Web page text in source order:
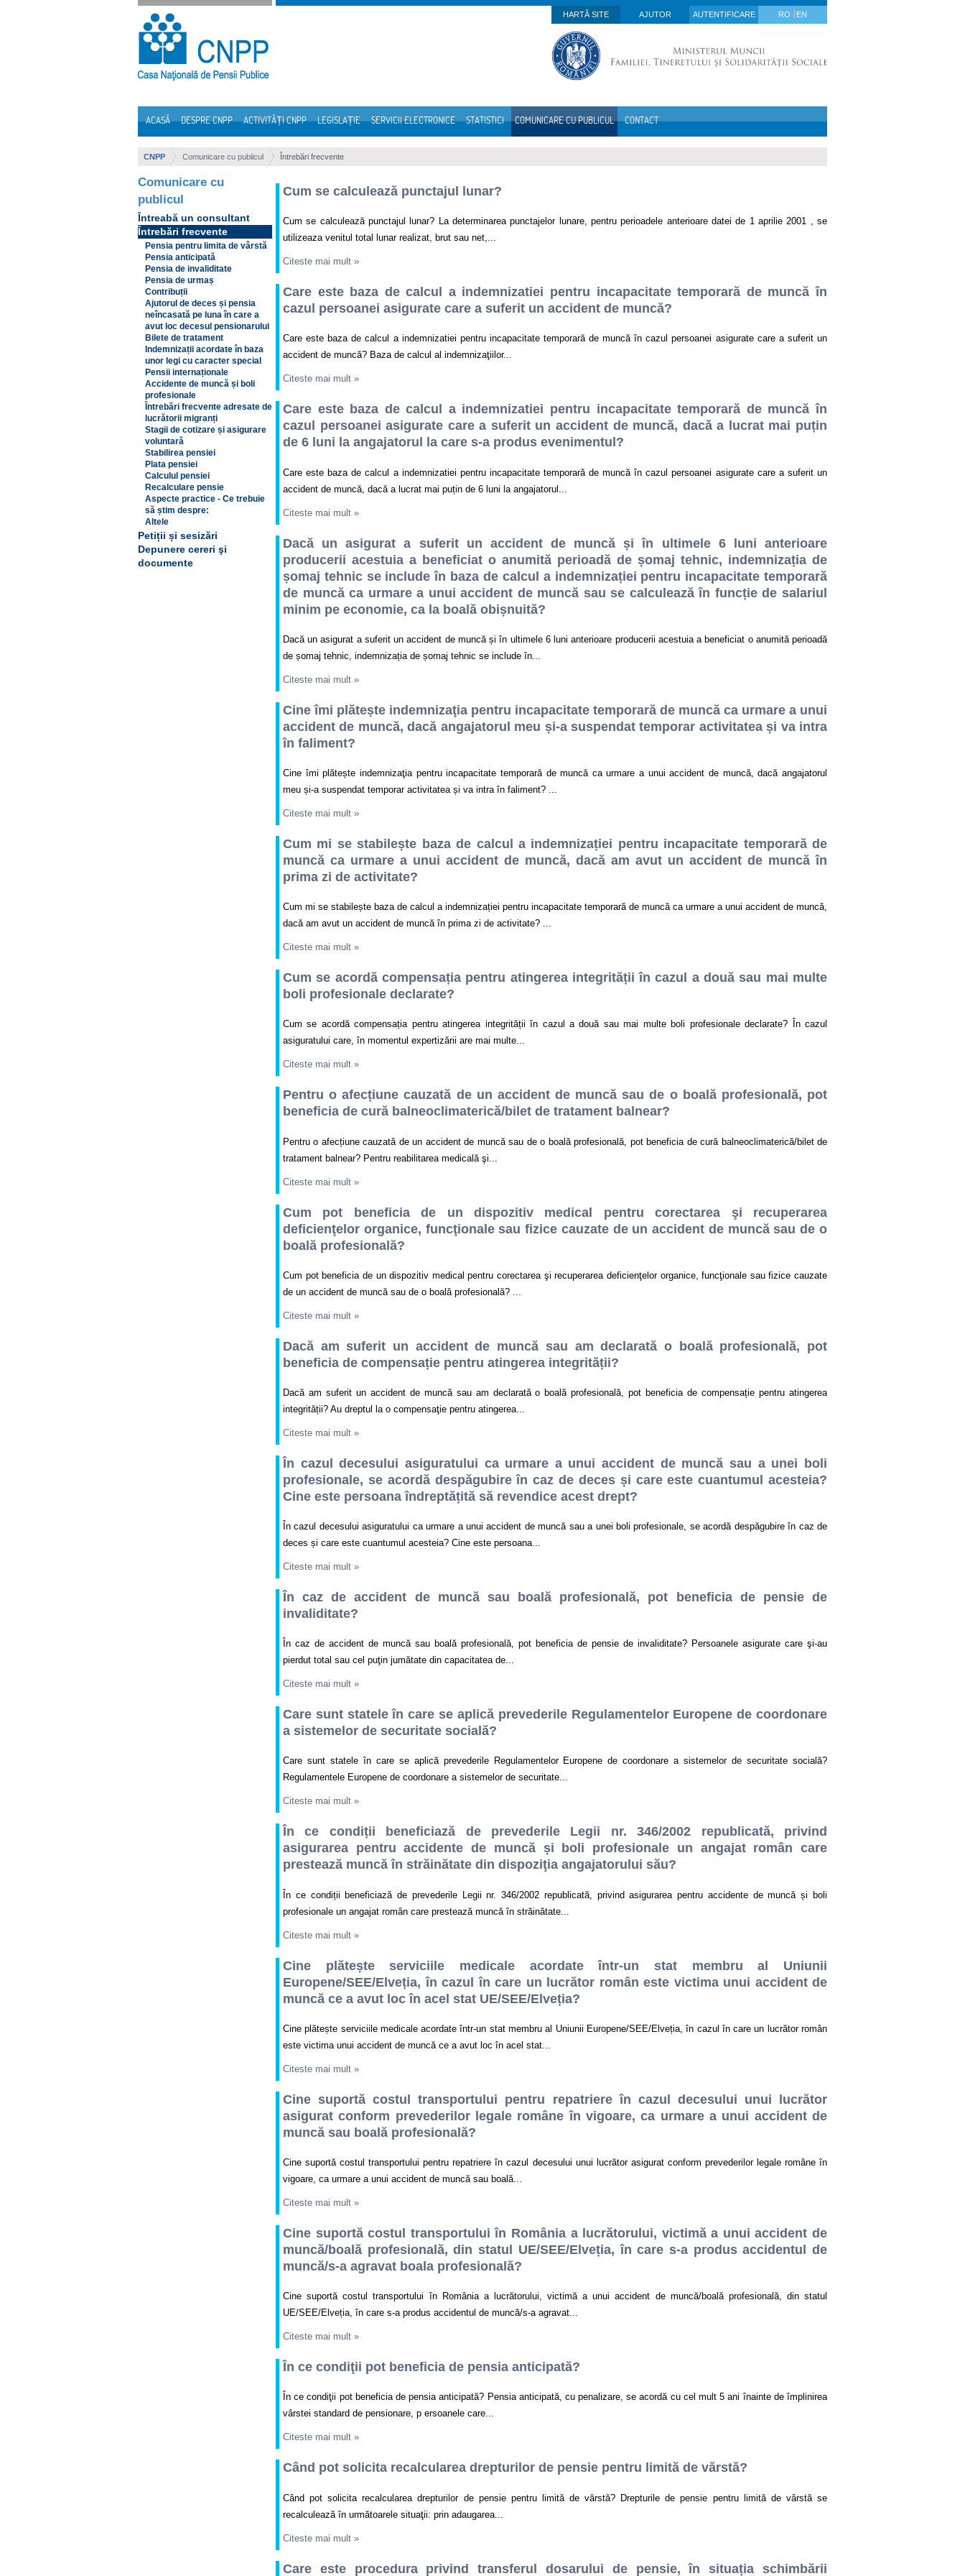
Sari la continut
HARTĂ SITE
AJUTOR AUTENTIFICARE RO EN
ACASĂ DESPRE CNPP ACTIVITĂȚI CNPP LEGISLAȚIE SERVICII ELECTRONICE STATISTICI COMUNICARE CU PUBLICUL CONTACT
CNPP Comunicare cu publicul Întrebări frecvente
Comunicare cu
publicul
Întreabă un consultant
Întrebări frecvente
Pensia pentru limita de vârstă
Pensia anticipată
Pensia de invaliditate
Pensia de urmaș
Contribuții
Ajutorul de deces și pensia
neîncasată pe luna în care a
avut loc decesul pensionarului
Bilete de tratament
Indemnizații acordate în baza
unor legi cu caracter special
Pensii internaționale
Accidente de muncă și boli
profesionale
Întrebări frecvente adresate de
lucrătorii migranți
Stagii de cotizare și asigurare
voluntară
Stabilirea pensiei
Plata pensiei
Calculul pensiei
Recalculare pensie
Aspecte practice - Ce trebuie
să știm despre:
Altele
Petiții și sesizări
Depunere cereri şi
documente
Cum se calculează punctajul lunar?
Cum se calculează punctajul lunar? La determinarea punctajelor lunare, pentru perioadele anterioare datei de 1 aprilie 2001 , se
utilizeaza venitul total lunar realizat, brut sau net,...
Citeste mai mult »
Care este baza de calcul a indemnizatiei pentru incapacitate temporară de muncă în
cazul persoanei asigurate care a suferit un accident de muncă?
Care este baza de calcul a indemnizatiei pentru incapacitate temporară de muncă în cazul persoanei asigurate care a suferit un
accident de muncă? Baza de calcul al indemnizaţiilor...
Citeste mai mult »
Care este baza de calcul a indemnizatiei pentru incapacitate temporară de muncă în
cazul persoanei asigurate care a suferit un accident de muncă, dacă a lucrat mai puțin
de 6 luni la angajatorul la care s-a produs evenimentul?
Care este baza de calcul a indemnizatiei pentru incapacitate temporară de muncă în cazul persoanei asigurate care a suferit un
accident de muncă, dacă a lucrat mai puțin de 6 luni la angajatorul...
Citeste mai mult »
Dacă un asigurat a suferit un accident de muncă și în ultimele 6 luni anterioare
producerii acestuia a beneficiat o anumită perioadă de șomaj tehnic, indemnizația de
șomaj tehnic se include în baza de calcul a indemnizației pentru incapacitate temporară
de muncă ca urmare a unui accident de muncă sau se calculează în funcție de salariul
minim pe economie, ca la boală obișnuită?
Dacă un asigurat a suferit un accident de muncă și în ultimele 6 luni anterioare producerii acestuia a beneficiat o anumită perioadă
de șomaj tehnic, indemnizația de șomaj tehnic se include în...
Citeste mai mult »
Cine îmi plătește indemnizaţia pentru incapacitate temporară de muncă ca urmare a unui
accident de muncă, dacă angajatorul meu și-a suspendat temporar activitatea și va intra
în faliment?
Cine îmi plătește indemnizaţia pentru incapacitate temporară de muncă ca urmare a unui accident de muncă, dacă angajatorul
meu și-a suspendat temporar activitatea și va intra în faliment? ...
Citeste mai mult »
Cum mi se stabilește baza de calcul a indemnizației pentru incapacitate temporară de
muncă ca urmare a unui accident de muncă, dacă am avut un accident de muncă în
prima zi de activitate?
Cum mi se stabilește baza de calcul a indemnizației pentru incapacitate temporară de muncă ca urmare a unui accident de muncă,
dacă am avut un accident de muncă în prima zi de activitate? ...
Citeste mai mult »
Cum se acordă compensația pentru atingerea integrității în cazul a două sau mai multe
boli profesionale declarate?
Cum se acordă compensația pentru atingerea integrității în cazul a două sau mai multe boli profesionale declarate? În cazul
asiguratului care, în momentul expertizării are mai multe...
Citeste mai mult »
Pentru o afecțiune cauzată de un accident de muncă sau de o boală profesională, pot
beneficia de cură balneoclimaterică/bilet de tratament balnear?
Pentru o afecțiune cauzată de un accident de muncă sau de o boală profesională, pot beneficia de cură balneoclimaterică/bilet de
tratament balnear? Pentru reabilitarea medicală şi...
Citeste mai mult »
Cum pot beneficia de un dispozitiv medical pentru corectarea şi recuperarea
deficienţelor organice, funcţionale sau fizice cauzate de un accident de muncă sau de o
boală profesională?
Cum pot beneficia de un dispozitiv medical pentru corectarea şi recuperarea deficienţelor organice, funcţionale sau fizice cauzate
de un accident de muncă sau de o boală profesională? ...
Citeste mai mult »
Dacă am suferit un accident de muncă sau am declarată o boală profesională, pot
beneficia de compensație pentru atingerea integrității?
Dacă am suferit un accident de muncă sau am declarată o boală profesională, pot beneficia de compensație pentru atingerea
integrității? Au dreptul la o compensaţie pentru atingerea...
Citeste mai mult »
În cazul decesului asiguratului ca urmare a unui accident de muncă sau a unei boli
profesionale, se acordă despăgubire în caz de deces și care este cuantumul acesteia?
Cine este persoana îndreptățită să revendice acest drept?
În cazul decesului asiguratului ca urmare a unui accident de muncă sau a unei boli profesionale, se acordă despăgubire în caz de
deces și care este cuantumul acesteia? Cine este persoana...
Citeste mai mult »
În caz de accident de muncă sau boală profesională, pot beneficia de pensie de
invaliditate?
În caz de accident de muncă sau boală profesională, pot beneficia de pensie de invaliditate? Persoanele asigurate care şi-au
pierdut total sau cel puţin jumătate din capacitatea de...
Citeste mai mult »
Care sunt statele în care se aplică prevederile Regulamentelor Europene de coordonare
a sistemelor de securitate socială?
Care sunt statele în care se aplică prevederile Regulamentelor Europene de coordonare a sistemelor de securitate socială?
Regulamentele Europene de coordonare a sistemelor de securitate...
Citeste mai mult »
În ce condiții beneficiază de prevederile Legii nr. 346/2002 republicată, privind
asigurarea pentru accidente de muncă și boli profesionale un angajat român care
prestează muncă în străinătate din dispoziţia angajatorului său?
În ce condiții beneficiază de prevederile Legii nr. 346/2002 republicată, privind asigurarea pentru accidente de muncă și boli
profesionale un angajat român care prestează muncă în străinătate...
Citeste mai mult »
Cine plătește serviciile medicale acordate într-un stat membru al Uniunii
Europene/SEE/Elveția, în cazul în care un lucrător român este victima unui accident de
muncă ce a avut loc în acel stat UE/SEE/Elveția?
Cine plătește serviciile medicale acordate într-un stat membru al Uniunii Europene/SEE/Elveția, în cazul în care un lucrător român
este victima unui accident de muncă ce a avut loc în acel stat...
Citeste mai mult »
Cine suportă costul transportului pentru repatriere în cazul decesului unui lucrător
asigurat conform prevederilor legale române în vigoare, ca urmare a unui accident de
muncă sau boală profesională?
Cine suportă costul transportului pentru repatriere în cazul decesului unui lucrător asigurat conform prevederilor legale române în
vigoare, ca urmare a unui accident de muncă sau boală...
Citeste mai mult »
Cine suportă costul transportului în România a lucrătorului, victimă a unui accident de
muncă/boală profesională, din statul UE/SEE/Elveția, în care s-a produs accidentul de
muncă/s-a agravat boala profesională?
Cine suportă costul transportului în România a lucrătorului, victimă a unui accident de muncă/boală profesională, din statul
UE/SEE/Elveția, în care s-a produs accidentul de muncă/s-a agravat...
Citeste mai mult »
În ce condiţii pot beneficia de pensia anticipată?
În ce condiţii pot beneficia de pensia anticipată? Pensia anticipată, cu penalizare, se acordă cu cel mult 5 ani înainte de împlinirea
vârstei standard de pensionare, p ersoanele care...
Citeste mai mult »
Când pot solicita recalcularea drepturilor de pensie pentru limită de vărstă?
Când pot solicita recalcularea drepturilor de pensie pentru limită de vărstă? Drepturile de pensie pentru limită de vârstă se
recalculează în următoarele situaţii: prin adaugarea...
Citeste mai mult »
Care este procedura privind transferul dosarului de pensie, în situația schimbării